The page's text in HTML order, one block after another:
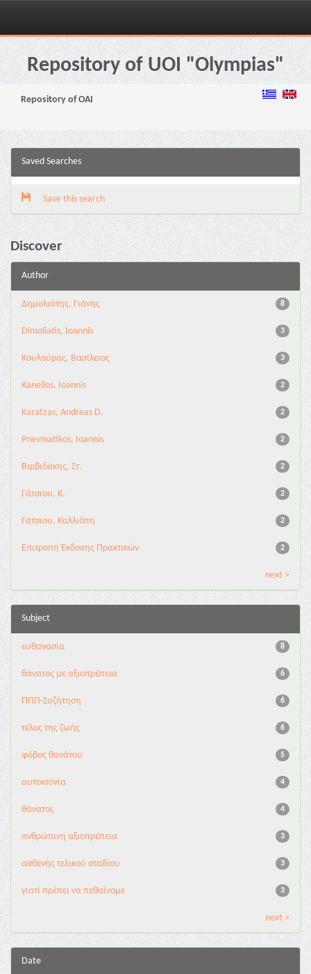
Skip
navigationRepository of UOI "Olympias"
Repository of OAI
Saved Searches
Save this search
Discover
Author
8
Δημολιάτης, Γιάνης
3
Dimoliatis, Ioannis
3
Κουλούρας, Βασίλειος
2
Kanellos, Ioannis
2
Karatzas, Andreas D.
2
Pnevmatikos, Ioannis
2
Βιρβιδάκης, Στ.
2
Γάτσιου, Κ.
2
Γάτσιου, Καλλιόπη
2
Επιτροπή Έκδοσης Πρακτικών
next >
Subject
8
ευθανασία
6
θάνατος με αξιοπρέπεια
6
ΠΠΠ-Συζήτηση
6
τέλος της ζωής
5
φόβος θανάτου
4
αυτοκτονία
4
θάνατος
3
ανθρώπινη αξιοπρέπεια
3
ασθενής τελικού σταδίου
3
γιατί πρέπει να πεθαίνομε
next >
Date